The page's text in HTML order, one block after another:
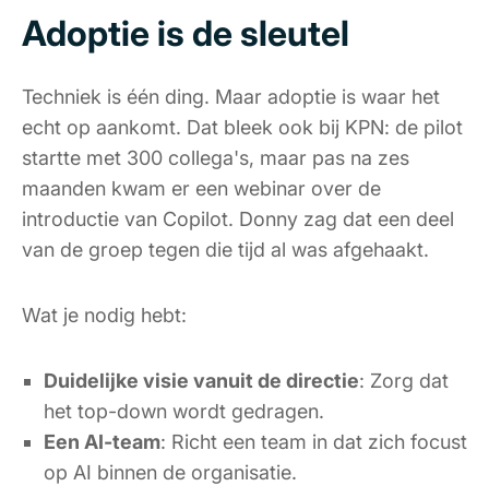
Adoptie is de sleutel
Techniek is één ding. Maar adoptie is waar het
echt op aankomt. Dat bleek ook bij KPN: de pilot
startte met 300 collega's, maar pas na zes
maanden kwam er een webinar over de
introductie van Copilot. Donny zag dat een deel
van de groep tegen die tijd al was afgehaakt.
Wat je nodig hebt:
Duidelijke visie vanuit de directie: Zorg dat
het top-down wordt gedragen.
Een AI-team: Richt een team in dat zich focust
op AI binnen de organisatie.